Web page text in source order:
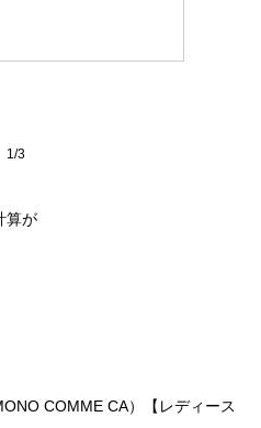
1/3
算が
COMME CA）【レディース